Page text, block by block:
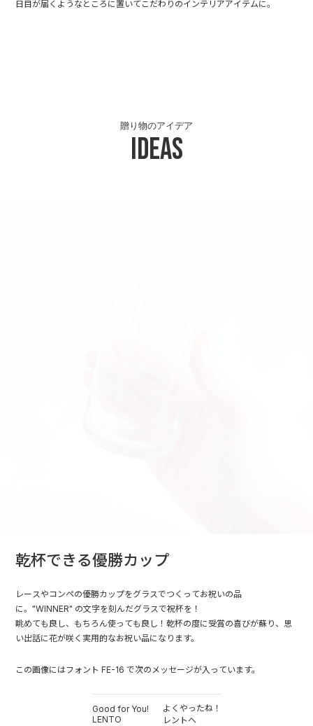
日目が届くようなところに置いてこだわりのインテリアアイテムに。
Ideas
贈り物のアイデア
乾杯できる優勝カップ
レースやコンペの優勝カップをグラスでつくってお祝いの品
に。"WINNER" の文字を刻んだグラスで祝杯を！
眺めても良し、もちろん使っても良し！乾杯の度に受賞の喜びが蘇り、思
い出話に花が咲く実用的なお祝い品になります。
この画像にはフォント FE-16 で次のメッセージが入っています。
Good for You!
LENTO
よくやったね！
レントへ